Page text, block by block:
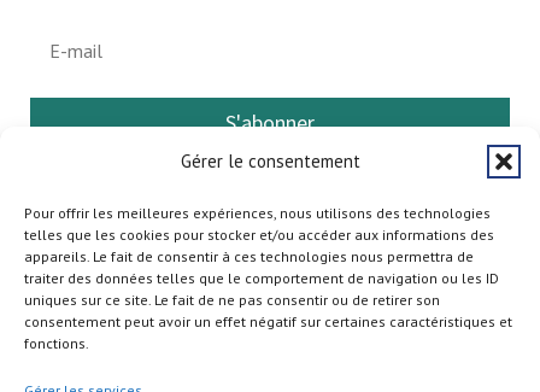
Gérer le consentement
Pour offrir les meilleures expériences, nous utilisons des technologies
telles que les cookies pour stocker et/ou accéder aux informations des
appareils. Le fait de consentir à ces technologies nous permettra de
traiter des données telles que le comportement de navigation ou les ID
uniques sur ce site. Le fait de ne pas consentir ou de retirer son
consentement peut avoir un effet négatif sur certaines caractéristiques et
fonctions.
S'abonner